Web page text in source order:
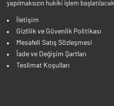
yapılmaksızın hukiki işlem
İletişim
Gizlilik ve Güvenlik Politikası
Mesafeli Satış Sözleşmesi
İade ve Değişim Şartları
Teslimat Koşulları